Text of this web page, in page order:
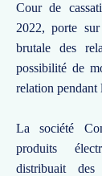
Cour de
2022, porte
brutale des
possibilité de
relation pendant
La société
produits
distribuait